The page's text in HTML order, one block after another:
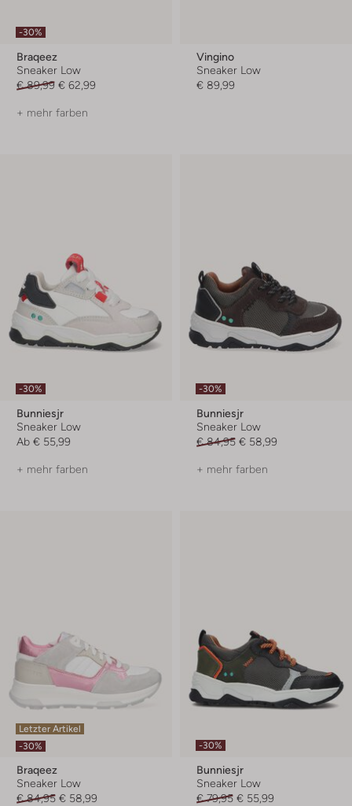
-30%
Braqeez
Sneaker Low
€ 89,99 € 62,99
+ mehr farben
Vingino
Sneaker Low
€ 89,99
-30%
Bunniesjr
Sneaker Low
Ab € 55,99
+ mehr farben
-30%
Bunniesjr
Sneaker Low
€ 84,95 € 58,99
+ mehr farben
Letzter Artikel
-30%
Braqeez
Sneaker Low
€ 84,95 € 58,99
-30%
Bunniesjr
Sneaker Low
€ 79,95 € 55,99